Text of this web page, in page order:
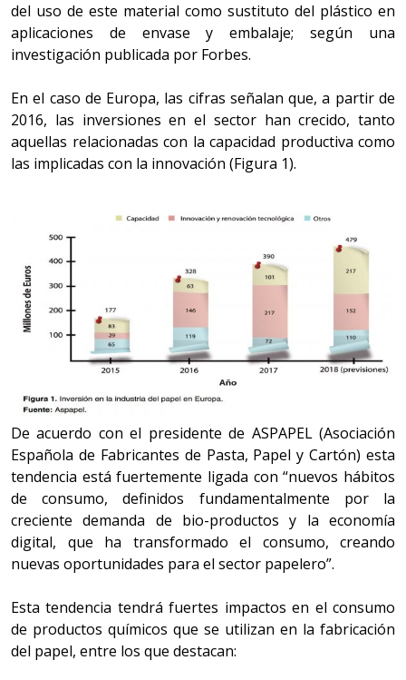
del uso de este material como sustituto del plástico en
aplicaciones de envase y embalaje; según una
investigación publicada por Forbes.
En el caso de Europa, las cifras señalan que, a partir de
2016, las inversiones en el sector han crecido, tanto
aquellas relacionadas con la capacidad productiva como
las implicadas con la innovación (Figura 1).
De acuerdo con el presidente de ASPAPEL (Asociación
Española de Fabricantes de Pasta, Papel y Cartón) esta
tendencia está fuertemente ligada con “nuevos hábitos
de consumo, definidos fundamentalmente por la
creciente demanda de bio-productos y la economía
digital, que ha transformado el consumo, creando
nuevas oportunidades para el sector papelero”.
Esta tendencia tendrá fuertes impactos en el consumo
de productos químicos que se utilizan en la fabricación
del papel, entre los que destacan: